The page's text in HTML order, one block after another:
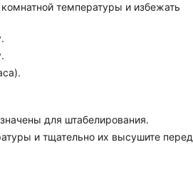
температуры и избежать
для штабелирования.
и тщательно их высушите перед